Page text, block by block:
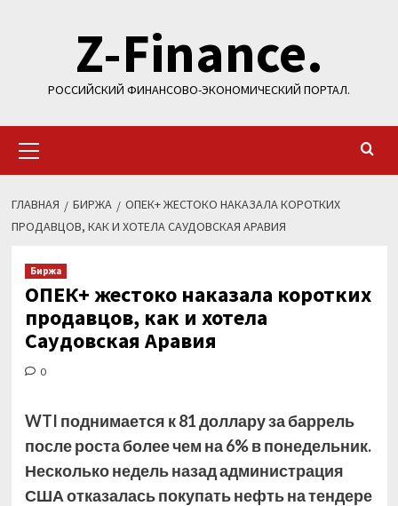
содержимомуZ-Finance.
РОССИЙСКИЙ ФИНАНСОВО-ЭКОНОМИЧЕСКИЙ ПОРТАЛ.
меню
ГЛАВНАЯ БИРЖА
ОПЕК+ ЖЕСТОКО НАКАЗАЛА КОРОТКИХ
ПРОДАВЦОВ, КАК И ХОТЕЛА САУДОВСКАЯ АРАВИЯ
Биржа
ОПЕК+ жестоко наказала коротких
продавцов, как и хотела
Саудовская Аравия
0
WTI поднимается к 81 доллару за баррель
после роста более чем на 6% в понедельник.
Несколько недель назад администрация
США отказалась покупать нефть на тендере